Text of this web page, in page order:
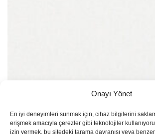
Onayı Yönet
En iyi deneyimleri sunmak için, cihaz bilgilerini
erişmek amacıyla çerezler gibi teknolojiler
izin vermek, bu sitedeki tarama davranışı veya